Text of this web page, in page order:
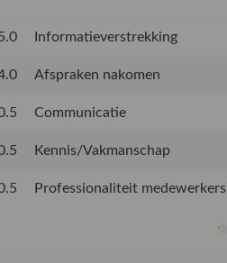
Informatieverstrekking
Afspraken nakomen
Communicatie
Kennis/Vakmanschap
Professionaliteit medewerkers